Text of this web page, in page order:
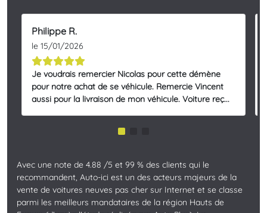
Philippe R.
le 15/01/2026
Je voudrais remercier Nicolas pour cette démène
pour notre achat de se véhicule. Remercie Vincent
aussi pour la livraison de mon véhicule. Voiture reç...
Avec une note de 4.88 /5 et 99 % des clients qui le
recommandent, Auto-ici est un des acteurs majeurs de la
vente de voitures neuves pas cher sur Internet et se classe
parmi les meilleurs mandataires de la région Hauts de